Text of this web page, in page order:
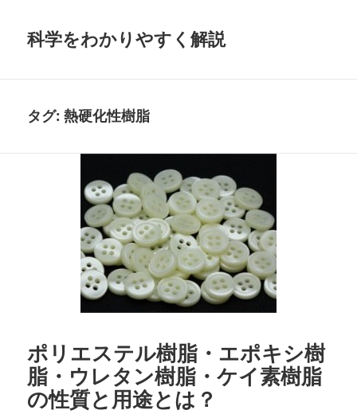
科学をわかりやすく解説
タグ:熱硬化性樹脂
ポリエステル樹脂・エポキシ樹
脂・ウレタン樹脂・ケイ素樹脂
の性質と用途とは？